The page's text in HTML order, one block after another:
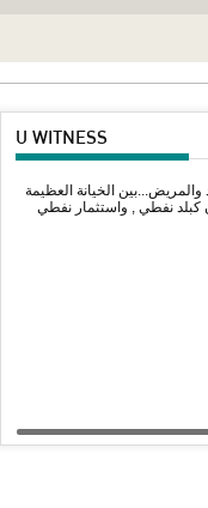
U WITNESS
والمريض...بين الخيانة العظيمة
كبلد نفطي , واستثمار نفطي